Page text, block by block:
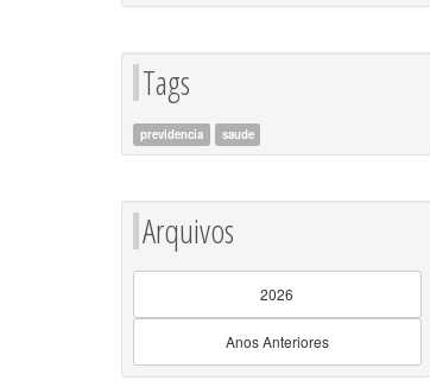
Tags
previdencia saude
Arquivos
2026
Anos Anteriores